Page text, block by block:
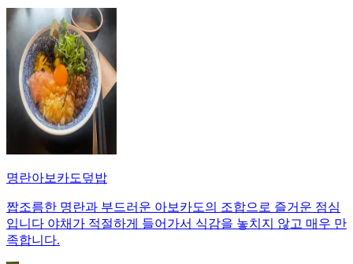
명란아보카도덮밥
짭조름한 명란과 부드러운 아보카도의 조합으로 즐거운 점심
입니다 야채가 적절하게 들어가서 식감을 놓치지 않고 매우 만
족합니다.